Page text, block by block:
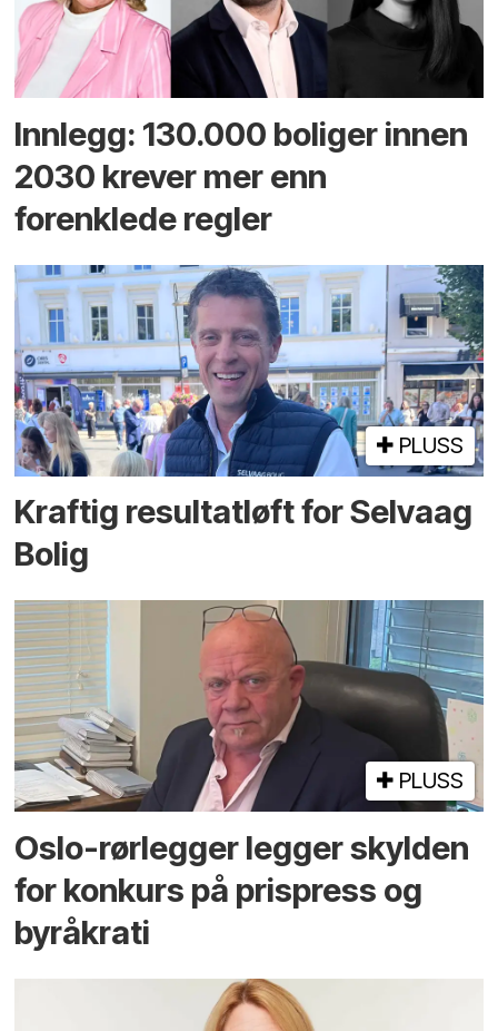
Innlegg: 130.000 boliger innen
2030 krever mer enn
forenklede regler
PLUSS
Kraftig resultatløft for Selvaag
Bolig
PLUSS
Oslo-rørlegger legger skylden
for konkurs på prispress og
byråkrati